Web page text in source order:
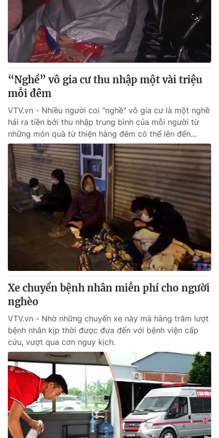
“Nghề” vô gia cư thu nhập một vài triệu
mỗi đêm
VTV.vn - Nhiều người coi "nghề" vô gia cư là một nghề
hái ra tiền bởi thu nhập trung bình của mỗi người từ
những món quà từ thiện hàng đêm có thể lên đến...
Xe chuyển bệnh nhân miễn phí cho người
nghèo
VTV.vn - Nhờ những chuyến xe này mà hàng trăm lượt
bệnh nhân kịp thời được đưa đến với bệnh viện cấp
cứu, vượt qua cơn nguy kịch.